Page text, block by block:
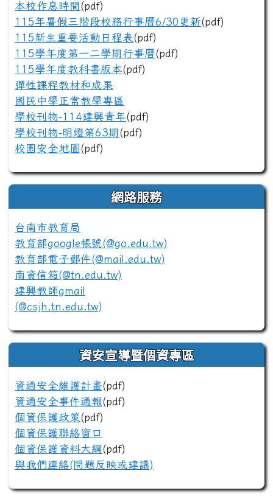
本校作息時間 (pdf)
115年暑假三階段校務行事曆6/30更新(pdf)
115新生重要活動日程表(pdf)
115學年度第一二學期行事曆(pdf)
115學年度教科書版本(pdf)
彈性課程教材和成果
國民中學正常教學專區
學校刊物-114建興青年(pdf)
學校刊物-明燈第63期 (pdf)
校園安全地圖 (pdf)
網路服務
台南市教育局
教育部google帳號(@go.edu.tw)
教育部電子郵件(@mail.edu.tw)
南資信箱(@tn.edu.tw)
建興教師gmail
(@csjh.tn.edu.tw)
資安宣導暨個資專區
資通安全維護計畫(pdf)
資通安全事件通報(pdf)
個資保護政策(pdf)
個資保護聯絡窗口
個資保護資料大綱 (pdf)
與我們連絡(問題反映或建議)